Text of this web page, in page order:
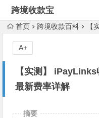
跨境收款宝
首页 跨境收款百科 【
【实测】
最新费率详解
A+
摘要